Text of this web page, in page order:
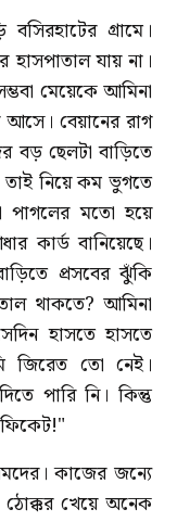
গ্রামে।
হাসপাতাল যায় না।
মেয়েকে আমিনা
বেয়ানের রাগ
বড় ছেলটা বাড়িতে
নিয়ে কম ভুগতে
পাগলের মতো হয়ে
কার্ড বানিয়েছে।
প্রসবের ঝুঁকি
থাকতে? আমিনা
হাসতে হাসতে
জিরেত তো নেই।
পারি নি। কিন্তু
কাজের জন্যে
ঠোক্কর খেয়ে অনেক